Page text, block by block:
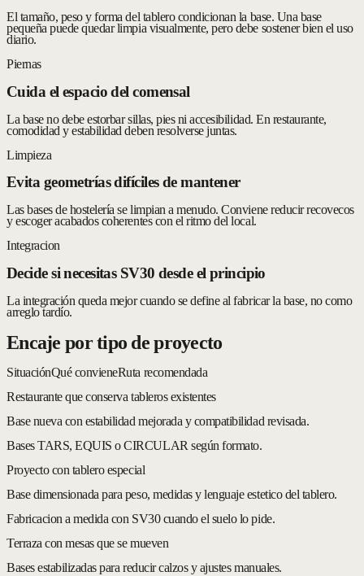
El tamaño, peso y forma del tablero condicionan la base. Una base
pequeña puede quedar limpia visualmente, pero debe sostener bien el uso
diario.
Piernas
Cuida el espacio del comensal
La base no debe estorbar sillas, pies ni accesibilidad. En restaurante,
comodidad y estabilidad deben resolverse juntas.
Limpieza
Evita geometrías difíciles de mantener
Las bases de hostelería se limpian a menudo. Conviene reducir recovecos
y escoger acabados coherentes con el ritmo del local.
Integracion
Decide si necesitas SV30 desde el principio
La integración queda mejor cuando se define al fabricar la base, no como
arreglo tardío.
Encaje por tipo de proyecto
SituaciónQué convieneRuta recomendada
Restaurante que conserva tableros existentes
Base nueva con estabilidad mejorada y compatibilidad revisada.
Bases TARS, EQUIS o CIRCULAR según formato.
Proyecto con tablero especial
Base dimensionada para peso, medidas y lenguaje estetico del tablero.
Fabricacion a medida con SV30 cuando el suelo lo pide.
Terraza con mesas que se mueven
Bases estabilizadas para reducir calzos y ajustes manuales.